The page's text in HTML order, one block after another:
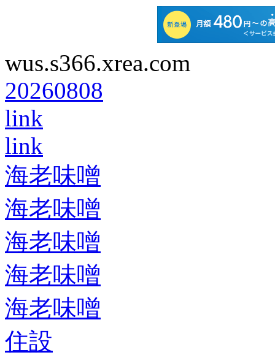
wus.s366.xrea.com
20260808
link
link
海老味噌
海老味噌
海老味噌
海老味噌
海老味噌
住設